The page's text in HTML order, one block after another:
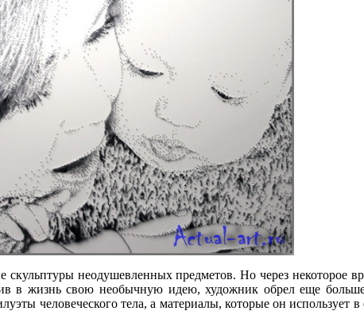
скульптуры неодушевленных предметов. Но через некоторое
в жизнь свою необычную идею, художник обрел еще больше
человеческого тела, а материалы, которые он